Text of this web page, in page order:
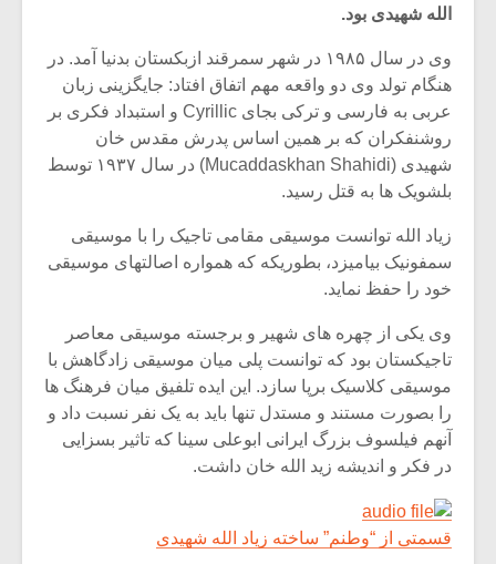
الله شهیدی بود.
وی در سال ۱۹۸۵ در شهر سمرقند ازبکستان بدنیا آمد. در
هنگام تولد وی دو واقعه مهم اتفاق افتاد: جایگزینی زبان
عربی به فارسی و ترکی بجای Cyrillic و استبداد فکری بر
روشنفکران که بر همین اساس پدرش مقدس خان
شهیدی (Mucaddaskhan Shahidi) در سال ۱۹۳۷ توسط
بلشویک ها به قتل رسید.
زیاد الله توانست موسیقی مقامی تاجیک را با موسیقی
سمفونیک بیامیزد، بطوریکه که همواره اصالتهای موسیقی
خود را حفظ نماید.
وی یکی از چهره های شهیر و برجسته موسیقی معاصر
تاجیکستان بود که توانست پلی میان موسیقی زادگاهش با
موسیقی کلاسیک برپا سازد. این ایده تلفیق میان فرهنگ ها
را بصورت مستند و مستدل تنها باید به یک نفر نسبت داد و
آنهم فیلسوف بزرگ ایرانی ابوعلی سینا که تاثیر بسزایی
در فکر و اندیشه زید الله خان داشت.
قسمتی از “وطنم” ساخته زیاد الله شهیدی